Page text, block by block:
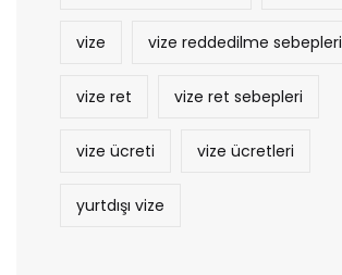
vize vize reddedilme sebepleri
vize ret vize ret sebepleri
vize ücreti vize ücretleri
yurtdışı vize